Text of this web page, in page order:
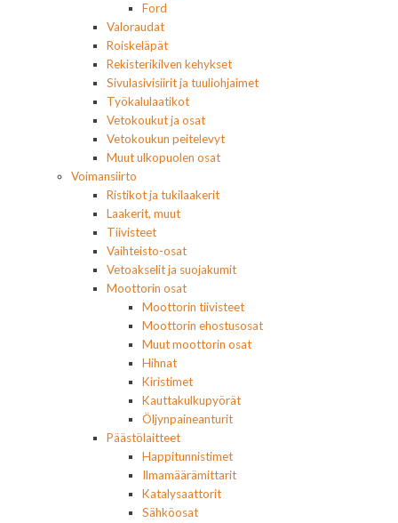
Ford
Valoraudat
Roiskeläpät
Rekisterikilven kehykset
Sivulasivisiirit ja tuuliohjaimet
Työkalulaatikot
Vetokoukut ja osat
Vetokoukun peitelevyt
Muut ulkopuolen osat
Voimansiirto
Ristikot ja tukilaakerit
Laakerit, muut
Tiivisteet
Vaihteisto-osat
Vetoakselit ja suojakumit
Moottorin osat
Moottorin tiivisteet
Moottorin ehostusosat
Muut moottorin osat
Hihnat
Kiristimet
Kauttakulkupyörät
Öljynpaineanturit
Päästölaitteet
Happitunnistimet
Ilmamäärämittarit
Katalysaattorit
Sähköosat